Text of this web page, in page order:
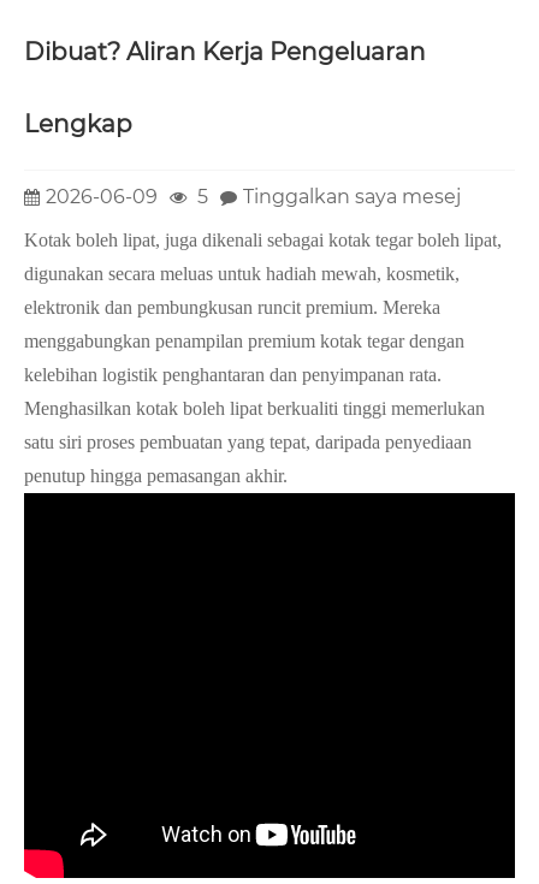
Dibuat? Aliran Kerja Pengeluaran
Lengkap
2026-06-09 5 Tinggalkan saya mesej
Kotak boleh lipat, juga dikenali sebagai kotak tegar boleh lipat,
digunakan secara meluas untuk hadiah mewah, kosmetik,
elektronik dan pembungkusan runcit premium. Mereka
menggabungkan penampilan premium kotak tegar dengan
kelebihan logistik penghantaran dan penyimpanan rata.
Menghasilkan kotak boleh lipat berkualiti tinggi memerlukan
satu siri proses pembuatan yang tepat, daripada penyediaan
penutup hingga pemasangan akhir.